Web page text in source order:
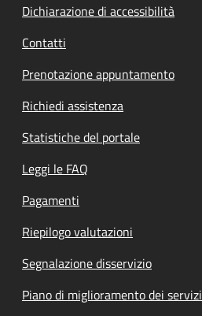
Dichiarazione di accessibilità
Contatti
Prenotazione appuntamento
Richiedi assistenza
Statistiche del portale
Leggi le FAQ
Pagamenti
Riepilogo valutazioni
Segnalazione disservizio
Piano di miglioramento dei servizi